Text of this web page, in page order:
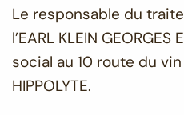
Le responsable du
l’EARL KLEIN
social au 10 route du
HIPPOLYTE.